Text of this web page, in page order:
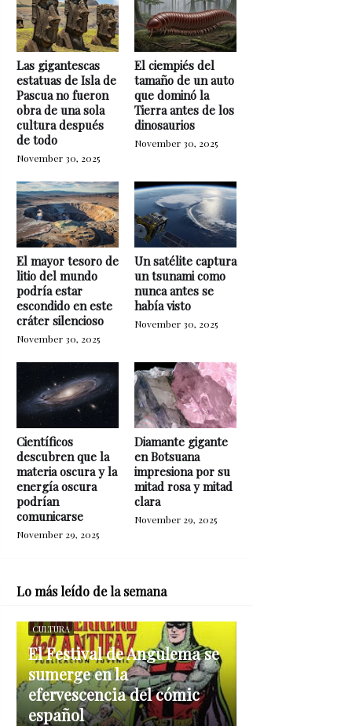
Las gigantescas
estatuas de Isla de
Pascua no fueron
obra de una sola
cultura después
de todo
November 30, 2025
El ciempiés del
tamaño de un auto
que dominó la
Tierra antes de los
dinosaurios
November 30, 2025
El mayor tesoro de
litio del mundo
podría estar
escondido en este
cráter silencioso
November 30, 2025
Un satélite captura
un tsunami como
nunca antes se
había visto
November 30, 2025
Científicos
descubren que la
materia oscura y la
energía oscura
podrían
comunicarse
November 29, 2025
Diamante gigante
en Botsuana
impresiona por su
mitad rosa y mitad
clara
November 29, 2025
Lo más leído de la semana
CULTURA
El Festival de Angulema se
sumerge en la
efervescencia del cómic
español